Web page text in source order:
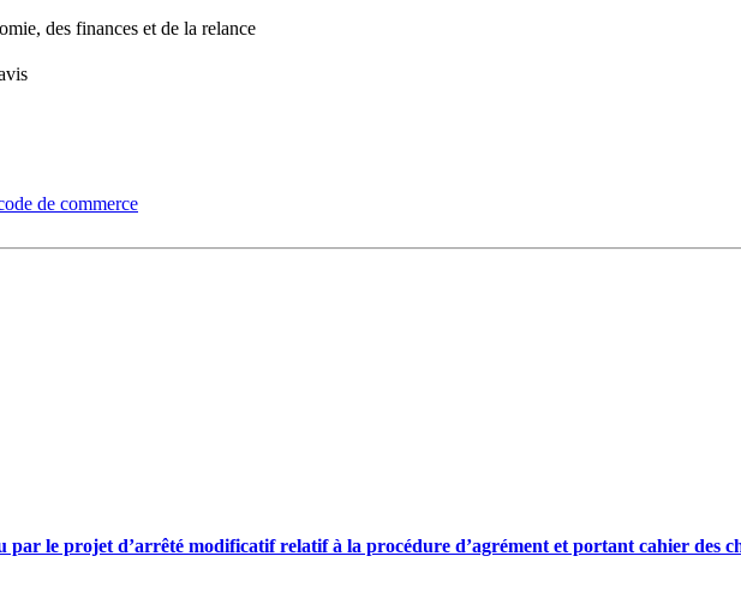
des finances et de la relance
de commerce
le projet d’arrêté modificatif relatif à la procédure d’agrément et portant cahier des